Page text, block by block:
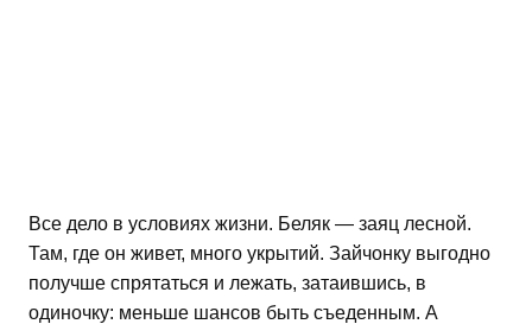
Все дело в условиях жизни. Беляк — заяц лесной.
Там, где он живет, много укрытий. Зайчонку выгодно
получше спрятаться и лежать, затаившись, в
одиночку: меньше шансов быть съеденным. А